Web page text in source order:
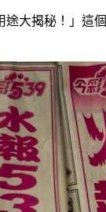
大揭秘！」這